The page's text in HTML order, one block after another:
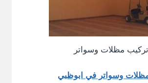
مظلات وسواتر
وسواتر في ابوظبي